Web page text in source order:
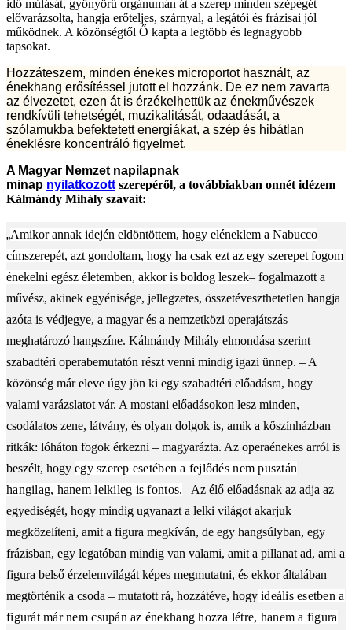
idő múlását, gyönyörű orgánumán át a szerep minden szépégét
elővarázsolta, hangja erőteljes, szárnyal, a legátói és frázisai jól
működnek. A közönségtől Ő kapta a legtöbb és legnagyobb
tapsokat.
Hozzáteszem, minden énekes microportot használt, az
énekhang erősítéssel jutott el hozzánk. De ez nem zavarta
az élvezetet, ezen át is érzékelhettük az énekművészek
rendkívüli tehetségét, muzikalitását, odaadását, a
szólamukba befektetett energiákat, a szép és hibátlan
éneklésre koncentráló figyelmet.
A Magyar Nemzet napilapnak
minap nyilatkozott szerepéről, a továbbiakban onnét idézem
Kálmándy Mihály szavait:
„Amikor annak idején eldöntöttem, hogy eléneklem a Nabucco
címszerepét, azt gondoltam, hogy ha csak ezt az egy szerepet fogom
énekelni egész életemben, akkor is boldog leszek– fogalmazott a
művész, akinek egyénisége, jellegzetes, összetéveszthetetlen hangja
azóta is védjegye, a magyar és a nemzetközi operajátszás
meghatározó hangszíne. Kálmándy Mihály elmondása szerint
szabadtéri operabemutatón részt venni mindig igazi ünnep. – A
közönség már eleve úgy jön ki egy szabadtéri előadásra, hogy
valami varázslatot vár. A mostani előadásokon lesz minden,
csodálatos zene, látvány, és olyan dolgok is, amik a kőszínházban
ritkák: lóháton fogok érkezni – magyarázta. Az operaénekes arról is
beszélt, hogy egy szerep esetében a fejlődés nem pusztán
hangilag, hanem lelkileg is fontos.– Az élő előadásnak az adja az
egyediségét, hogy mindig ugyanazt a lelki világot akarjuk
megközelíteni, amit a figura megkíván, de egy hangsúlyban, egy
frázisban, egy legatóban mindig van valami, amit a pillanat ad, ami a
figura belső érzelemvilágát képes megmutatni, és ekkor általában
megtörténik a csoda – mutatott rá, hozzátéve, hogy ideális esetben a
figurát már nem csupán az énekhang hozza létre, hanem a figura